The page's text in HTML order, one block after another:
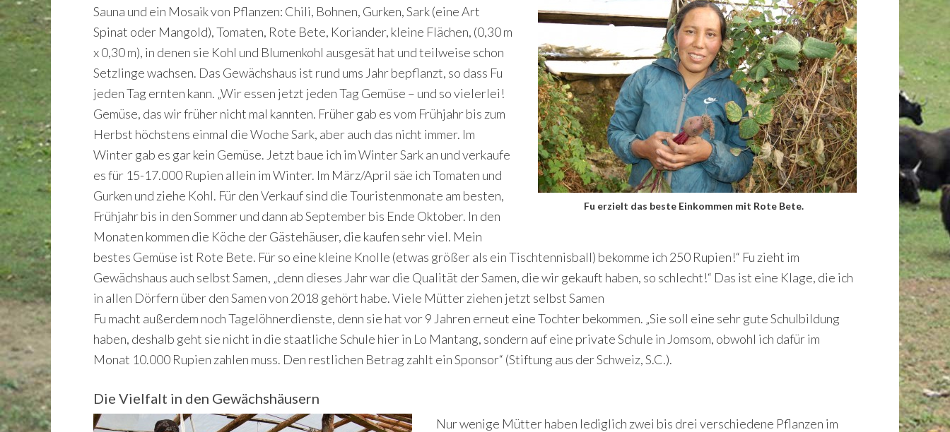
Fu erzielt das beste Einkommen mit Rote Bete.
Sauna und ein Mosaik von Pflanzen: Chili, Bohnen, Gurken, Sark (eine Art
Spinat oder Mangold), Tomaten, Rote Bete, Koriander, kleine Flächen, (0,30 m
x 0,30 m), in denen sie Kohl und Blumenkohl ausgesät hat und teilweise schon
Setzlinge wachsen. Das Gewächshaus ist rund ums Jahr bepflanzt, so dass Fu
jeden Tag ernten kann. „Wir essen jetzt jeden Tag Gemüse – und so vielerlei!
Gemüse, das wir früher nicht mal kannten. Früher gab es vom Frühjahr bis zum
Herbst höchstens einmal die Woche Sark, aber auch das nicht immer. Im
Winter gab es gar kein Gemüse. Jetzt baue ich im Winter Sark an und verkaufe
es für 15-17.000 Rupien allein im Winter. Im März/April säe ich Tomaten und
Gurken und ziehe Kohl. Für den Verkauf sind die Touristenmonate am besten,
Frühjahr bis in den Sommer und dann ab September bis Ende Oktober. In den
Monaten kommen die Köche der Gästehäuser, die kaufen sehr viel. Mein
bestes Gemüse ist Rote Bete. Für so eine kleine Knolle (etwas größer als ein Tischtennisball) bekomme ich 250 Rupien!“ Fu zieht im
Gewächshaus auch selbst Samen, „denn dieses Jahr war die Qualität der Samen, die wir gekauft haben, so schlecht!“ Das ist eine Klage, die ich
in allen Dörfern über den Samen von 2018 gehört habe. Viele Mütter ziehen jetzt selbst Samen
Fu macht außerdem noch Tagelöhnerdienste, denn sie hat vor 9 Jahren erneut eine Tochter bekommen. „Sie soll eine sehr gute Schulbildung
haben, deshalb geht sie nicht in die staatliche Schule hier in Lo Mantang, sondern auf eine private Schule in Jomsom, obwohl ich dafür im
Monat 10.000 Rupien zahlen muss. Den restlichen Betrag zahlt ein Sponsor“ (Stiftung aus der Schweiz, S.C.).
Die Vielfalt in den Gewächshäusern
Nur wenige Mütter haben lediglich zwei bis drei verschiedene Pflanzen im